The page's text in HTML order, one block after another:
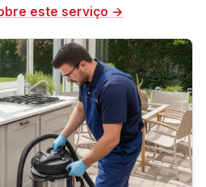
este serviço →